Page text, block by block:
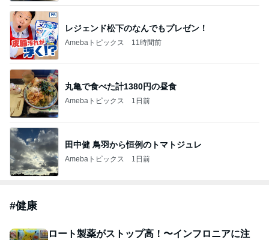
レジェンド松下のなんでもプレゼン！
Amebaトピックス 11時間前
丸亀で食べた計1380円の昼食
Amebaトピックス 1日前
田中健 鳥羽から恒例のトマトジュレ
Amebaトピックス 1日前
#健康
ロート製薬がストップ高！〜インフロニアに注